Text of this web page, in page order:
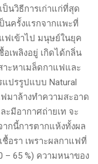
ป็นวิธีการเก่าแก่ที่สุด
นครั้งแรกจากแพะที่
ฟเข้าไป มนุษย์ในยุค
อเพลิงอยู่ เกิดได้กลิ่น
าะหาเมล็ดกาแฟและ
ปรรูปแบบ Natural
มาล้างทำความสะอาด
มีอากาศถ่ายเท จะ
กนี้การตากแห้งทั้งผล
อรา เพราะผลกาแฟที่
65 %) ความหนาของ